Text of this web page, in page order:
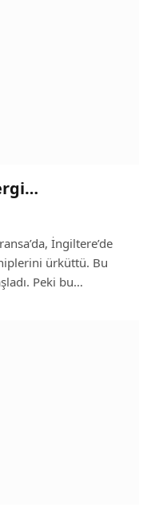
İngiltere’de
ürküttü. Bu
Peki bu…